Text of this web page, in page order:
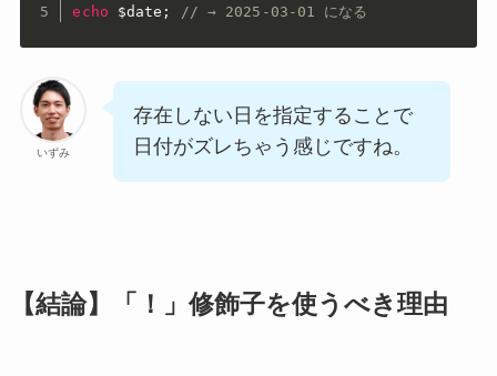
echo
$date ; // → 2025-03-01 になる
いずみ
存在しない日を指定することで
日付がズレちゃう感じですね。
【結論】「！」修飾子を使うべき理由